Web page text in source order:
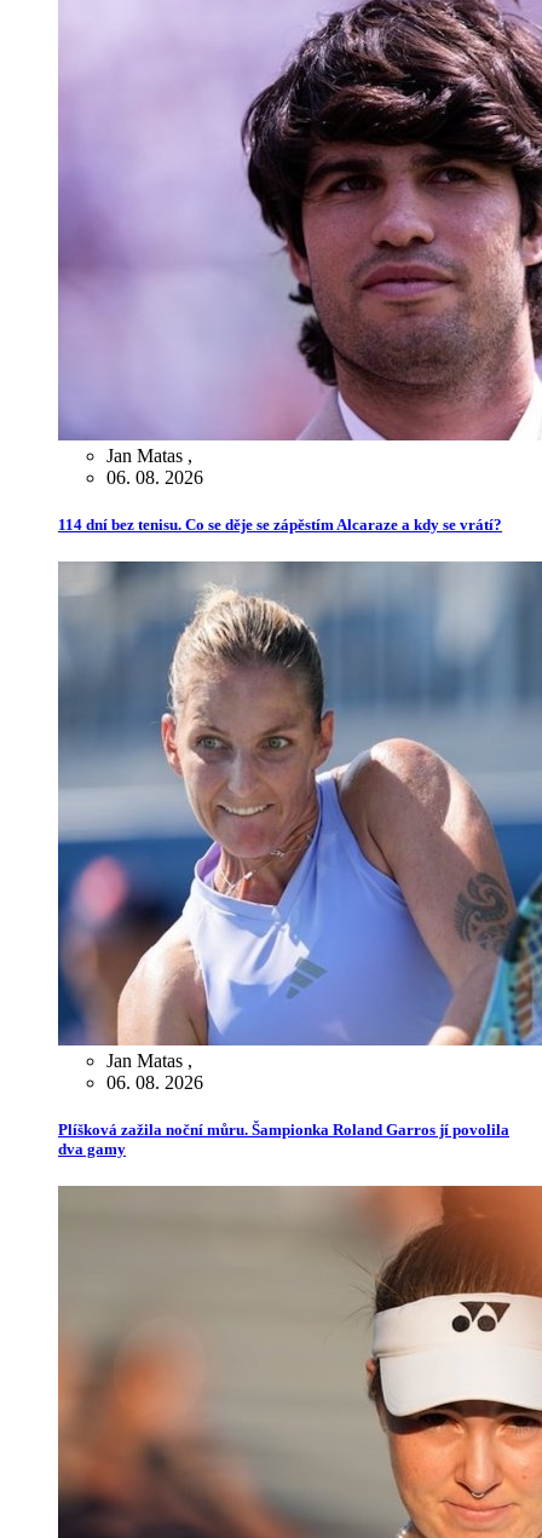
Jan Matas ,
06. 08. 2026
114 dní bez tenisu. Co se děje se zápěstím Alcaraze a kdy se vrátí?
Jan Matas ,
06. 08. 2026
Plíšková zažila noční můru. Šampionka Roland Garros jí povolila
dva gamy